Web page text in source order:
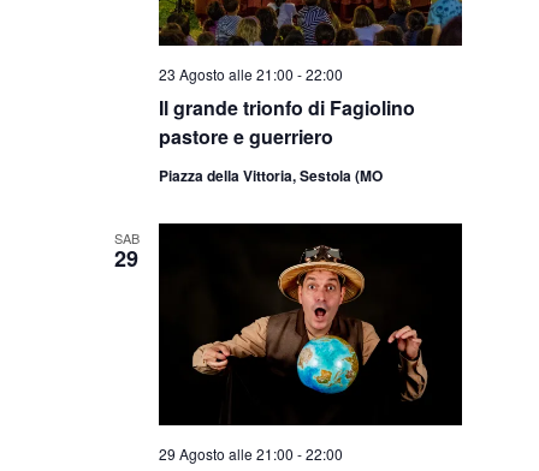
Il grande trionfo di Fagiolino
pastore e guerriero
23 Agosto alle 21:00 -22:00
Piazza della Vittoria, Sestola (MO
SAB
29
29 Agosto alle 21:00 -22:00